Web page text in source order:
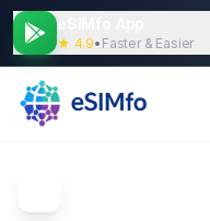
★ 4.9• Faster & Easier